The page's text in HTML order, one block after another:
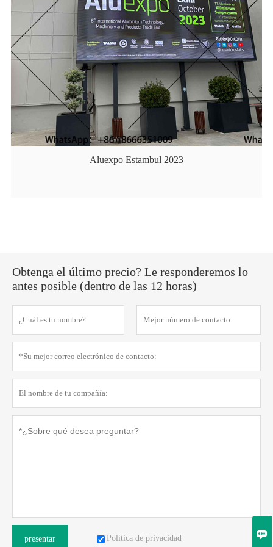
Aluexpo Estambul 2023
Obtenga el último precio? Le responderemos lo
antes posible (dentro de las 12 horas)
presentar Política de privacidad 